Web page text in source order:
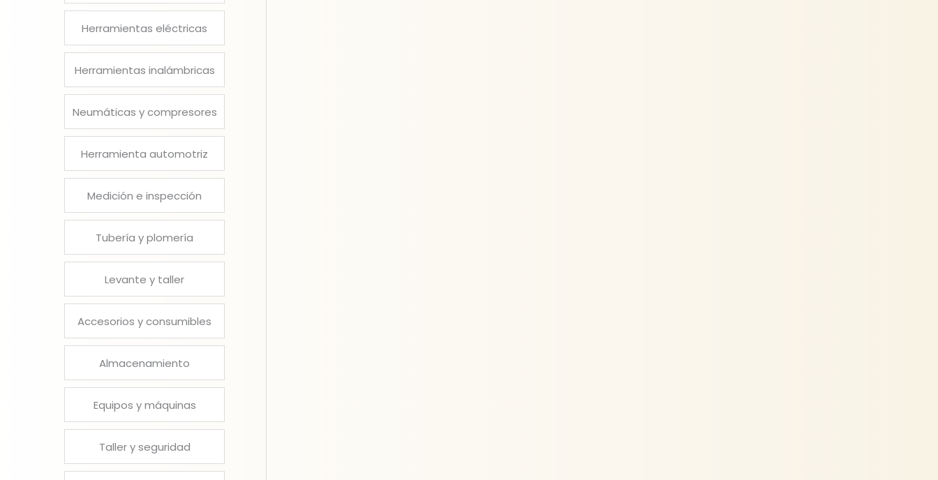
Herramientas eléctricas
Herramientas inalámbricas
Neumáticas y compresores
Herramienta automotriz
Medición e inspección
Tubería y plomería
Levante y taller
Accesorios y consumibles
Almacenamiento
Equipos y máquinas
Taller y seguridad